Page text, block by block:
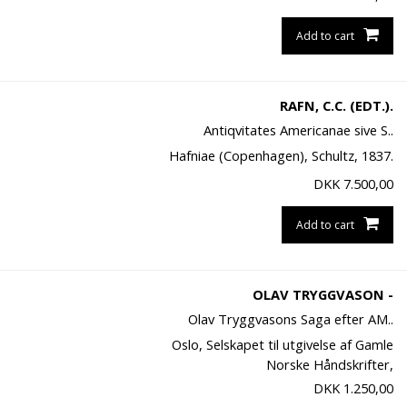
Add to cart
RAFN, C.C. (EDT.).
Antiqvitates Americanae sive S..
Hafniae (Copenhagen), Schultz, 1837.
DKK 7.500,00
Add to cart
OLAV TRYGGVASON -
Olav Tryggvasons Saga efter AM..
Oslo, Selskapet til utgivelse af Gamle
Norske Håndskrifter,
DKK 1.250,00